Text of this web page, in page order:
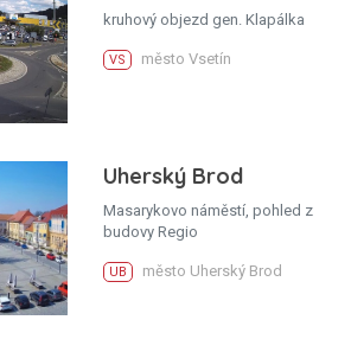
kruhový objezd gen. Klapálka
VS město Vsetín
Uherský Brod
Masarykovo náměstí, pohled z
budovy Regio
UB město Uherský Brod